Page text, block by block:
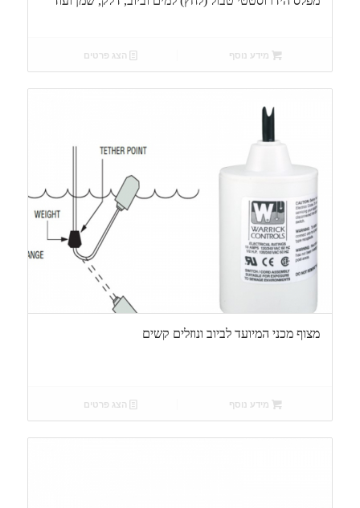
מידע נוסף הצג פרטים
מצוף מכני המיועד לביוב ונוזלים קשים
מידע נוסף הצג פרטים